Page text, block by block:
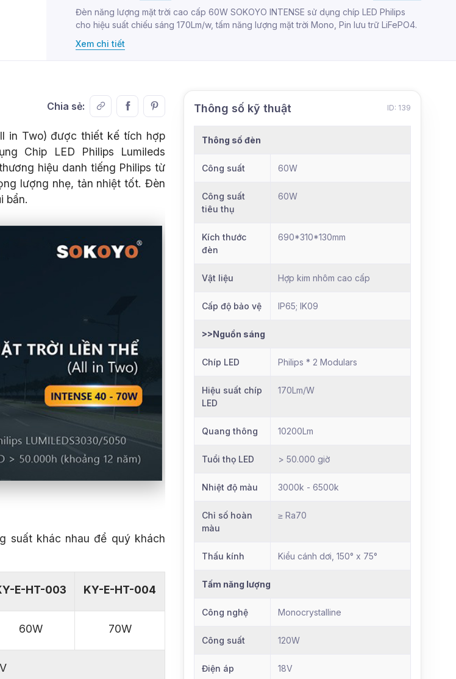
Đèn năng lượng mặt trời cao cấp 60W SOKOYO INTENSE sử dụng chíp LED Philips
cho hiệu suất chiếu sáng 170Lm/w, tấm năng lượng mặt trời Mono, Pin lưu trữ LiFePO4.
Xem chi tiết
Chia sẻ:
in Two) được thiết kế tích hợp
Chip LED Philips Lumileds
hiệu danh tiếng Philips từ
lượng nhẹ, tản nhiệt tốt. Đèn
bẩn.
suất khác nhau để quý khách
E-HT-003 KY-E-HT-004
60W 70W
Thông số kỹ thuật ID: 139
Thông số đèn
Công suất 60W
Công suất
tiêu thụ
60W
Kích thước
đèn
690*310*130mm
Vật liệu Hợp kim nhôm cao cấp
Cấp độ bảo vệ IP65; IK09
>>Nguồn sáng
Chíp LED Philips * 2 Modulars
Hiệu suất chíp
LED
170Lm/W
Quang thông 10200Lm
Tuổi thọ LED > 50.000 giờ
Nhiệt độ màu 3000k - 6500k
Chỉ số hoàn
màu
≥ Ra70
Thấu kính Kiểu cánh dơi, 150° x 75°
Tấm năng lượng
Công nghệ Monocrystalline
Công suất 120W
Điện áp 18V